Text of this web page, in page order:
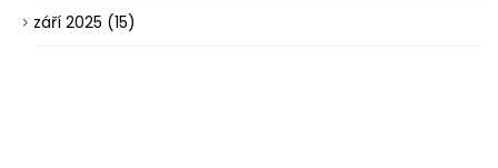
září 2025 (15)